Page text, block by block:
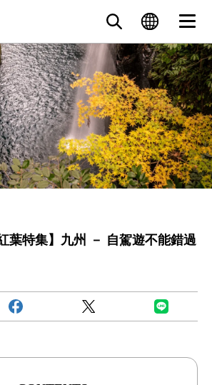
葉特集】九州 － 自駕遊不能錯過